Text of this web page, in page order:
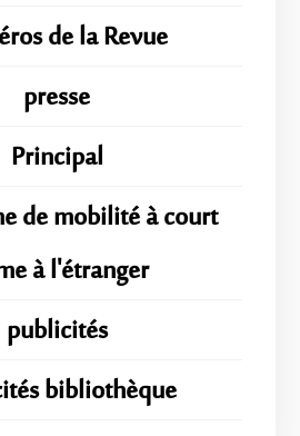
de la Revue
presse
Principal
de mobilité à court
à l'étranger
publicités
bibliothèque